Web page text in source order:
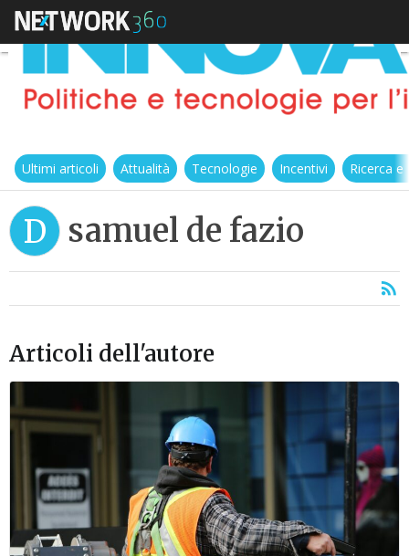
Ultimi articoli Attualità Tecnologie Incentivi Ricerca
D samuel de fazio
Articoli dell'autore